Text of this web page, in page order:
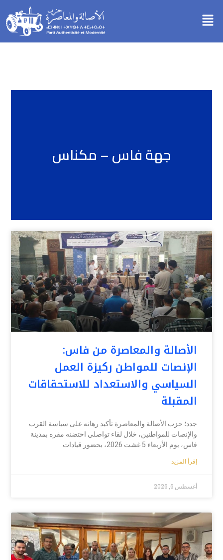
إلىMenu
جهة فاس – مكناس
الأصالة والمعاصرة من فاس:
الإنصات للمواطن ركيزة العمل
السياسي والاستعداد للاستحقاقات
المقبلة
جدد؛ حزب الأصالة والمعاصرة تأكيد رهانه على سياسة القرب
والإنصات للمواطنين، خلال لقاء تواصلي احتضنه مقره بمدينة
فاس، يوم الأربعاء 5 غشت 2026، بحضور قيادات
إقرأ المزيد
أغسطس 6, 2026